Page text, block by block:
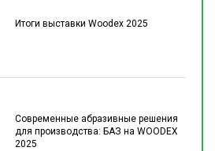
Итоги выставки Woodex 2025
Современные абразивные решения
для производства: БАЗ на WOODEX
2025